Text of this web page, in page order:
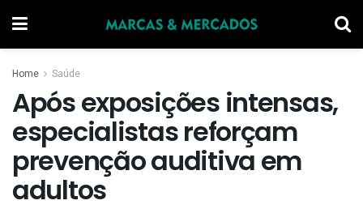
Home Saúde
Após exposições intensas,
especialistas reforçam
prevenção auditiva em
adultos